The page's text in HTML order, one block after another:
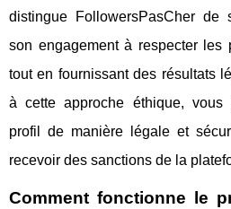
distingue FollowersPasCher de
son engagement à respecter les
tout en fournissant des résultats
à cette approche éthique, vous
profil de manière légale et
recevoir des sanctions de la
Comment fonctionne le